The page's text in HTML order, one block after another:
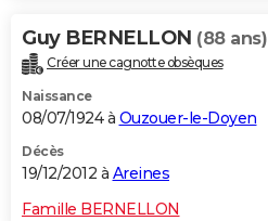
Guy BERNELLON (88 ans)
Créer une cagnotte obsèques
Naissance
08/07/1924 à Ouzouer-le-Doyen
Décès
19/12/2012 à Areines
Famille BERNELLON